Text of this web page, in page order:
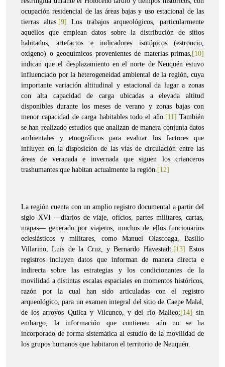
ocupación residencial de las áreas bajas y uso estacional de las
tierras altas. [9]
Los trabajos arqueológicos, particularmente
aquellos que emplean datos sobre la distribución de sitios
habitados, artefactos e indicadores isotópicos (estroncio,
oxígeno) o geoquímicos provenientes de materias primas, [10]
indican que el desplazamiento en el norte de Neuquén estuvo
influenciado por la heterogeneidad ambiental de la región, cuya
importante variación altitudinal y estacional da lugar a zonas
con alta capacidad de carga ubicadas a elevada altitud
disponibles durante los meses de verano y zonas bajas con
menor capacidad de carga habitables todo el año. [11] También
se han realizado estudios que analizan de manera conjunta datos
ambientales y etnográficos para evaluar los factores que
influyen en la disposición de las vías de circulación entre las
áreas de veranada e invernada que siguen los crianceros
trashumantes que habitan actualmente la región. [12]
La región cuenta con un amplio registro documental a partir del
siglo XVI —diarios de viaje, oficios, partes militares, cartas,
mapas— generado por viajeros, muchos de ellos funcionarios
eclesiásticos y militares, como Manuel Olascoaga, Basilio
Villarino, Luis de la Cruz, y Bernardo Havestadt. [13] Estos
registros incluyen datos que informan de manera directa e
indirecta sobre las estrategias y los condicionantes de la
movilidad a distintas escalas espaciales en momentos históricos,
razón por la cual han sido articuladas con el registro
arqueológico, para un examen integral del sitio de Caepe Malal,
de los arroyos Quilca y Vilcunco, y del río Malleo; [14] sin
embargo, la información que contienen aún no se ha
incorporado de forma sistemática al estudio de la movilidad de
los grupos humanos que habitaron el territorio de Neuquén.